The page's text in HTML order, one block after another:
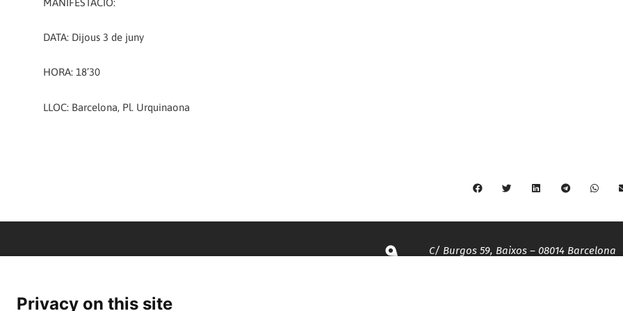
MANIFESTACIÓ:
DATA: Dijous 3 de juny
HORA: 18’30
LLOC: Barcelona, Pl. Urquinaona
C/ Burgos 59, Baixos – 08014 Barcelona
Privacy on this site